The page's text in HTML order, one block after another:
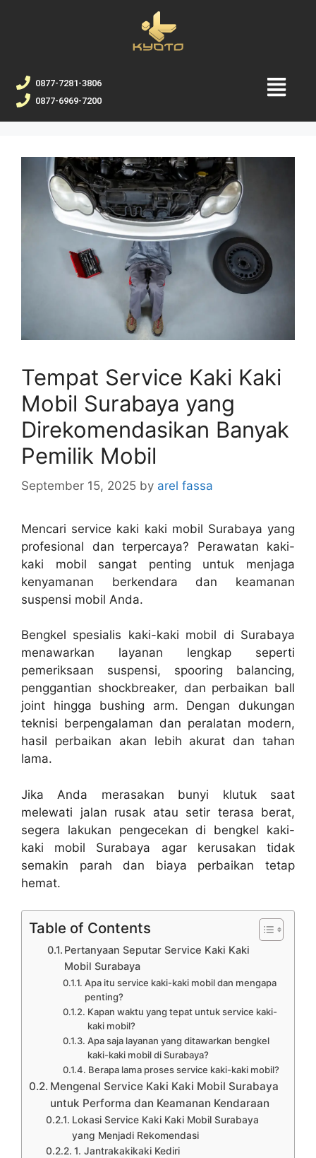
0877-7281-3806
0877-6969-7200
Tempat Service Kaki Kaki
Mobil Surabaya yang
Direkomendasikan Banyak
Pemilik Mobil
September 15, 2025 by arel fassa
Mencari service kaki kaki mobil Surabaya yang
profesional dan terpercaya? Perawatan kaki-
kaki mobil sangat penting untuk menjaga
kenyamanan berkendara dan keamanan
suspensi mobil Anda.
Bengkel spesialis kaki-kaki mobil di Surabaya
menawarkan layanan lengkap seperti
pemeriksaan suspensi, spooring balancing,
penggantian shockbreaker, dan perbaikan ball
joint hingga bushing arm. Dengan dukungan
teknisi berpengalaman dan peralatan modern,
hasil perbaikan akan lebih akurat dan tahan
lama.
Jika Anda merasakan bunyi klutuk saat
melewati jalan rusak atau setir terasa berat,
segera lakukan pengecekan di bengkel kaki-
kaki mobil Surabaya agar kerusakan tidak
semakin parah dan biaya perbaikan tetap
hemat.
Table of Contents
Pertanyaan Seputar Service Kaki Kaki
Mobil Surabaya
Apa itu service kaki-kaki mobil dan mengapa
penting?
Kapan waktu yang tepat untuk service kaki-
kaki mobil?
Apa saja layanan yang ditawarkan bengkel
kaki-kaki mobil di Surabaya?
Berapa lama proses service kaki-kaki mobil?
Mengenal Service Kaki Kaki Mobil Surabaya
untuk Performa dan Keamanan Kendaraan
Lokasi Service Kaki Kaki Mobil Surabaya
yang Menjadi Rekomendasi
1. Jantrakakikaki Kediri